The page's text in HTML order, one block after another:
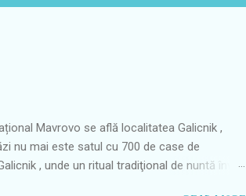
Mavrovo se află localitatea Galicnik ,
nu mai este satul cu 700 de case de
, unde un ritual tradiţional de nuntă învie